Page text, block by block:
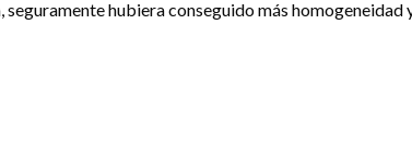
hubiera conseguido más